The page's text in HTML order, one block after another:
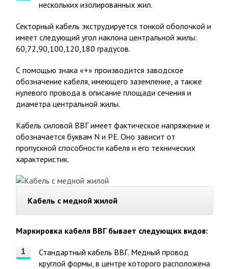
нескольких изолированных жил.
Секторный кабель экструдируется тонкой оболочкой и
имеет следующий угол наклона центральной жилы:
60,72,90,100,120,180 градусов.
С помощью знака «+» производится заводское
обозначение кабеля, имеющего заземление, а также
нулевого провода в описание площади сечения и
диаметра центральной жилы.
Кабель силовой ВВГ имеет фактическое напряжение и
обозначается буквам N и РЕ. Оно зависит от
пропускной способности кабеля и его технических
характеристик.
Кабель с медной жилой
Маркировка кабеля ВВГ бывает следующих видов:
Стандартный кабель ВВГ. Медный провод
круглой формы, в центре которого расположена